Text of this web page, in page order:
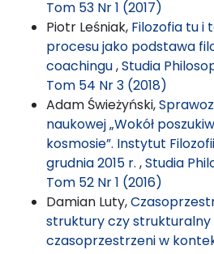
Tom 53 Nr 1 (2017)
Piotr Leśniak, Filozofia tu i
procesu jako podstawa
coachingu,Studia
Tom 54 Nr 3 (2018)
Adam Świeżyński,
naukowej „Wokół
kosmosie”. Instytut
grudnia 2015 r. ,Studia
Tom 52 Nr 1 (2016)
Damian Luty,
struktury czy
czasoprzestrzeni w